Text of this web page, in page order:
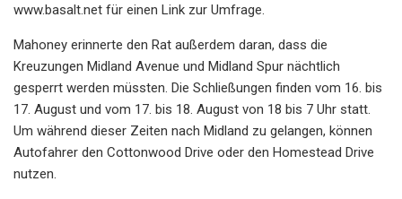
www.basalt.net für einen Link zur Umfrage.
Mahoney erinnerte den Rat außerdem daran, dass die
Kreuzungen Midland Avenue und Midland Spur nächtlich
gesperrt werden müssten. Die Schließungen finden vom 16. bis
17. August und vom 17. bis 18. August von 18 bis 7 Uhr statt.
Um während dieser Zeiten nach Midland zu gelangen, können
Autofahrer den Cottonwood Drive oder den Homestead Drive
nutzen.